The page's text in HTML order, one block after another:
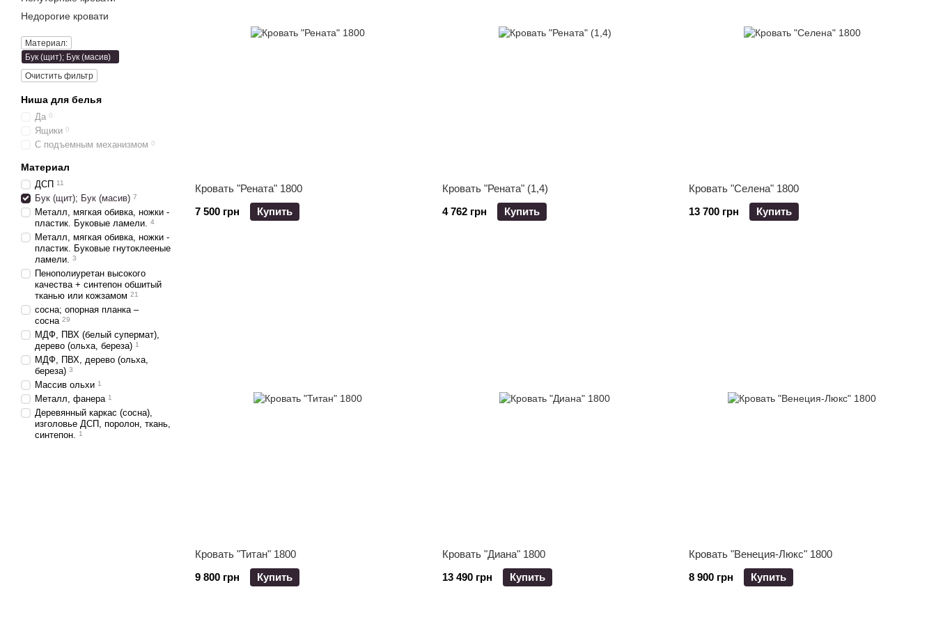
Кровать "Рената" 1800
7 500 грн
Купить
Кровать "Рената" (1,4)
4 762 грн
Купить
Кровать "Селена" 1800
13 700 грн
Купить
Кровать "Титан" 1800
9 800 грн
Купить
Кровать "Диана" 1800
13 490 грн
Купить
Кровать "Венеция-Люкс" 1800
8 900 грн
Купить
Недорогие кровати
Материал:
Бук (щит); Бук (масив)
Очистить фильтр
Ниша для белья
Да 0
Ящики 0
С подъемным механизмом 0
Материал
ДСП 11
Бук (щит); Бук (масив) 7
Металл, мягкая обивка, ножки -
пластик. Буковые ламели. 4
Металл, мягкая обивка, ножки -
пластик. Буковые гнутоклееные
ламели. 3
Пенополиуретан высокого
качества + синтепон обшитый
тканью или кожзамом 21
сосна; опорная планка –
сосна 29
МДФ, ПВХ (белый супермат),
дерево (ольха, береза) 1
МДФ, ПВХ, дерево (ольха,
береза) 3
Массив ольхи 1
Металл, фанера 1
Деревянный каркас (сосна),
изголовье ДСП, поролон, ткань,
синтепон. 1